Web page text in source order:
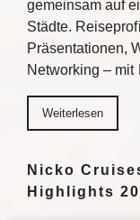
gemeinsam auf
Städte.
Präsentationen,
Networking –
Weiterlesen
Nicko
Highlights